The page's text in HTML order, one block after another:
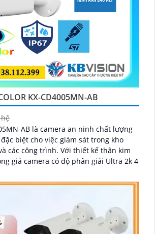
KX-CD4005MN-AB
AB là camera an ninh chất lượng
biệt cho việc giám sát trong kho
trình. Với thiết kế thân kim
giả camera có độ phân giải Ultra 2k 4